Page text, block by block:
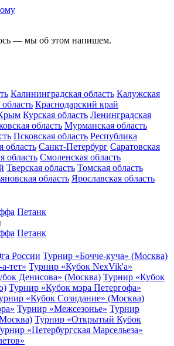
— мы об этом напишем.
Калининградская область Калужская
Краснодарский край
Курская область Ленинградская
область Мурманская область
Псковская область Республика
область Санкт-Петербург Саратовская
область Смоленская область
Тверская область Томская область
область Ярославская область
Петанк
Петанк
России Турнир «Бочче-куча» (Москва)
тет» Турнир «Кубок NexVik'a»
Денисова» (Москва) Турнир «Кубок
Турнир «Кубок мэра Петергофа»
«Кубок Созидание» (Москва)
Турнир «Межсезонье» Турнир
Турнир «Открытый Кубок
«Петербургская Марсельеза»